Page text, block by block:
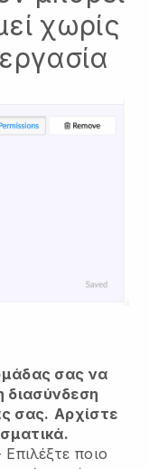
χωρίς
σας να
σας. Αρχίστε
Επιλέξτε ποιο